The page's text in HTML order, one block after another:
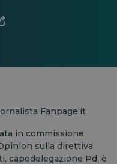
Fanpage.it
in commissione
sulla direttiva
capodelegazione Pd, è